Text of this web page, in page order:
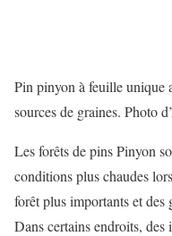
Pin pinyon à feuille unique
sources de graines. Photo
Les forêts de pins Pinyon
conditions plus chaudes
forêt plus importants et des
Dans certains endroits,